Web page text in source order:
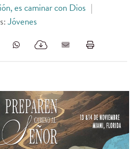
es caminar con Dios |
Jóvenes